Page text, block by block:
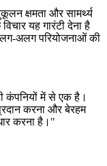
क्षमता और सामर्थ्य
यह गारंटी देना है
अलग परियोजनाओं की
कंपनियों में से एक है।
करना और बेरहम
करना है।"